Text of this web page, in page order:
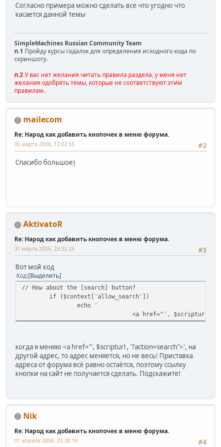
Согласно примера можно сделать все что угодно что
касается данной темы
SimpleMachines Russian Community Team
п.1 Пройду курсы гадалок для определения исходного кода по
скриншоту.
п.2У вас нет желания читать правила раздела, у меня нет
желания одобрять темы, которые не соответствуют этим
правилам.
mailecom
Re: Народ как добавить кнопочек в меню форума.
#2
05 марта 2006, 12:02:55
Спасибо большое)
AktivatoR
Re: Народ как добавить кнопочек в меню форума.
#3
31 марта 2006, 23:32:26
Вот мой код
Код Выделить
// How about the [search] button?
if ($context['allow_search'])
echo '
<a href="', $scripturl ,
когда я меняю <a href="', $scripturl , '?action=search">', на
другой адрес, то адрес меняется, но не весь! Приставка
адреса от форума всё равно остаётся, поэтому ссылку
кнопки на сайт не получается сделать. Подскажите!
Nik
Re: Народ как добавить кнопочек в меню форума.
#4
01 апреля 2006, 20:28:19